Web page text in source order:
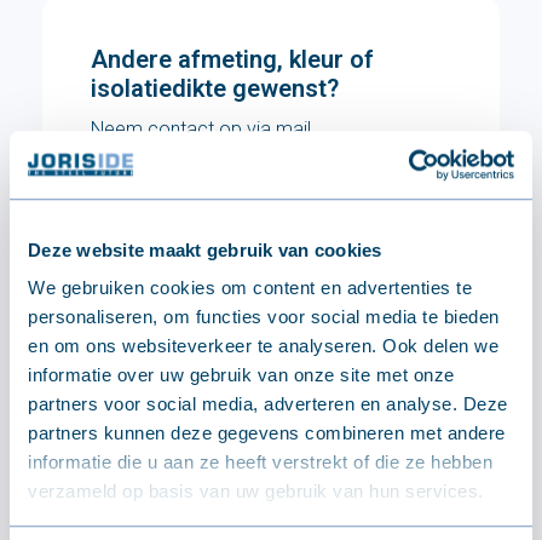
Deze website maakt gebruik van cookies
We gebruiken cookies om content en advertenties te
personaliseren, om functies voor social media te bieden
en om ons websiteverkeer te analyseren. Ook delen we
informatie over uw gebruik van onze site met onze
partners voor social media, adverteren en analyse. Deze
partners kunnen deze gegevens combineren met andere
informatie die u aan ze heeft verstrekt of die ze hebben
verzameld op basis van uw gebruik van hun services.
Andere afmeting, kleur of
isolatiedikte gewenst?
Neem contact op via mail.
Op onze webshop bieden wij enkel onze
Stuur ons een bericht
Specificaties
TECHNISCH
Afmetingen